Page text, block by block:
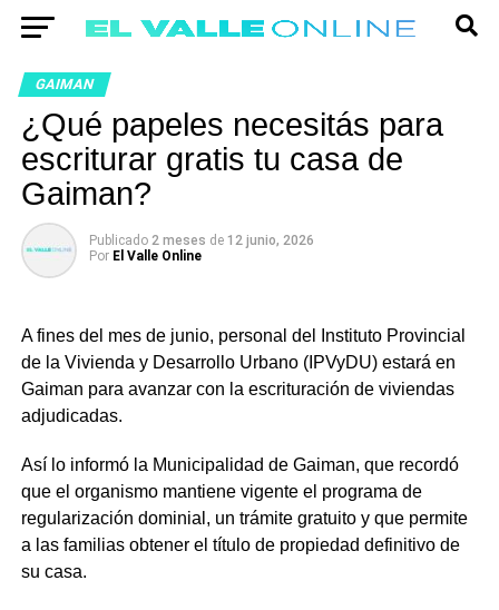
GAIMAN
¿Qué papeles necesitás para
escriturar gratis tu casa de
Gaiman?
Publicado 2 meses de 12 junio, 2026
Por El Valle Online
A fines del mes de junio, personal del Instituto Provincial
de la Vivienda y Desarrollo Urbano (IPVyDU) estará en
Gaiman para avanzar con la escrituración de viviendas
adjudicadas.
Así lo informó la Municipalidad de Gaiman, que recordó
que el organismo mantiene vigente el programa de
regularización dominial, un trámite gratuito y que permite
a las familias obtener el título de propiedad definitivo de
su casa.